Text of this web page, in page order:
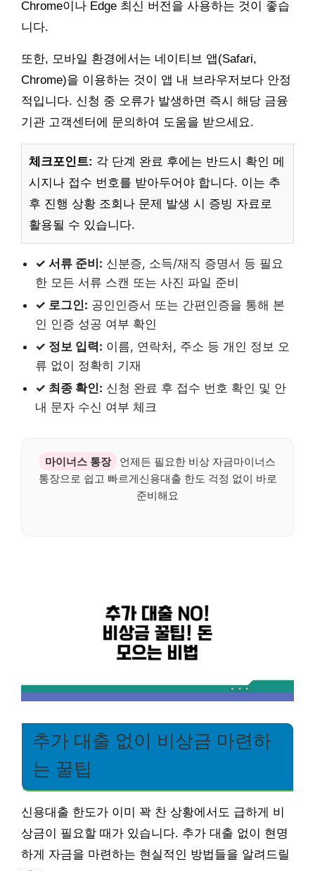
Chrome이나 Edge 최신 버전을 사용하는 것이 좋습
니다.
또한, 모바일 환경에서는 네이티브 앱(Safari,
Chrome)을 이용하는 것이 앱 내 브라우저보다 안정
적입니다. 신청 중 오류가 발생하면 즉시 해당 금융
기관 고객센터에 문의하여 도움을 받으세요.
체크포인트: 각 단계 완료 후에는 반드시 확인 메
시지나 접수 번호를 받아두어야 합니다. 이는 추
후 진행 상황 조회나 문제 발생 시 증빙 자료로
활용될 수 있습니다.
✓ 서류 준비: 신분증, 소득/재직 증명서 등 필요
한 모든 서류 스캔 또는 사진 파일 준비
✓ 로그인: 공인인증서 또는 간편인증을 통해 본
인 인증 성공 여부 확인
✓ 정보 입력: 이름, 연락처, 주소 등 개인 정보 오
류 없이 정확히 기재
✓ 최종 확인: 신청 완료 후 접수 번호 확인 및 안
내 문자 수신 여부 체크
마이너스 통장
언제든 필요한 비상 자금마이너스
통장으로 쉽고 빠르게신용대출 한도 걱정 없이 바로
준비해요
추가 대출 없이 비상금 마련하
는 꿀팁
신용대출 한도가 이미 꽉 찬 상황에서도 급하게 비
상금이 필요할 때가 있습니다. 추가 대출 없이 현명
하게 자금을 마련하는 현실적인 방법들을 알려드릴